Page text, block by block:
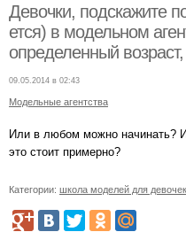
Девочки, подскажите
ется) в модельном
определенный
09.05.2014 в 02:43
Модельные агентства
Или в любом можно начинать?
это стоит примерно?
Категории: школа моделей для девочек